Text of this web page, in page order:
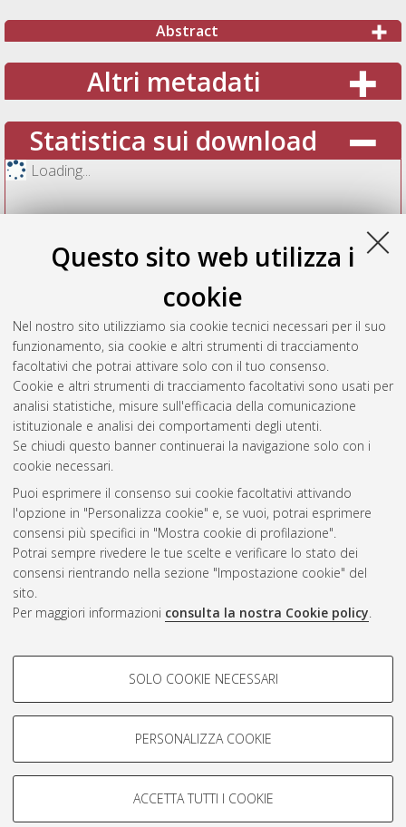
Questo sito web utilizza i
cookie
Nel nostro sito utilizziamo sia cookie tecnici necessari per il suo
funzionamento, sia cookie e altri strumenti di tracciamento
facoltativi che potrai attivare solo con il tuo consenso.
Cookie e altri strumenti di tracciamento facoltativi sono usati per
analisi statistiche, misure sull'efficacia della comunicazione
istituzionale e analisi dei comportamenti degli utenti.
Se chiudi questo banner continuerai la navigazione solo con i
cookie necessari.
Puoi esprimere il consenso sui cookie facoltativi attivando
l'opzione in "Personalizza cookie" e, se vuoi, potrai esprimere
consensi più specifici in "Mostra cookie di profilazione".
Potrai sempre rivedere le tue scelte e verificare lo stato dei
consensi rientrando nella sezione "Impostazione cookie" del
sito.
Per maggiori informazioni consulta la nostra Cookie policy.
COOKIE DI PROFILAZIONE -
Si tratta di cookie utilizzati per analizzare le caratteristiche della
navigazione degli utenti, creare profili in base al loro comportamento
Mostra cookie di profilazione
COOKIE TECNICI - NECESSARI
SOLO COOKIE NECESSARI
PERSONALIZZA COOKIE
ACCETTA TUTTI I COOKIE
Abstract
Altri metadati
Statistica sui download
Loading...
Vedi altre statistiche
Gestione del documento:
Atom
Rss
2.0
AMS Acta
ISSN: 2038-7954
re3data.org -
doi.org/10.17616/R3P19R
Servizio implementato e
Impostazioni Cookie
repository